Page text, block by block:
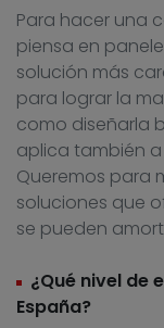
Para hacer una
piensa en
solución más
para lograr la
como diseñarla
aplica también
Queremos para
soluciones que
se pueden
¿Qué nivel de
España?